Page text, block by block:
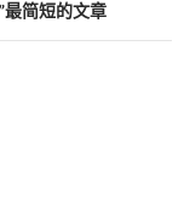
简短的文章